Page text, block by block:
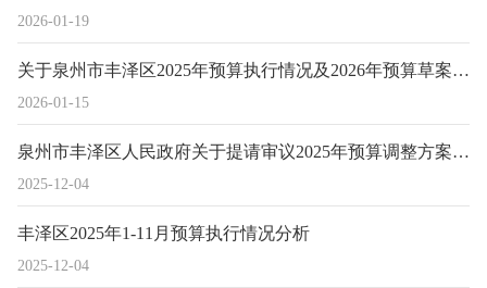
2026-01-19
2026-01-15
关于泉州市丰泽区2025年预算执行情况及2026年预算草案的报告
2025-12-04
泉州市丰泽区人民政府关于提请审议2025年预算调整方案（草案）的议案
2025-12-04
丰泽区2025年1-11月预算执行情况分析